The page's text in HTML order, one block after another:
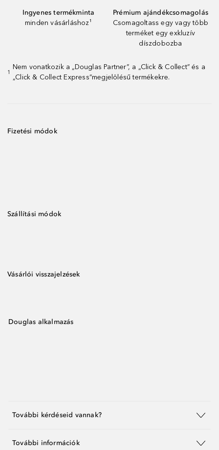
Ingyenes termékminta
minden vásárláshoz¹
Prémium ajándékcsomagolás
Csomagoltass egy vagy több
terméket egy exkluzív
díszdobozba
1
Nem vonatkozik a „Douglas Partner”, a „Click & Collect” és a
„Click & Collect Express”megjelölésű termékekre.
Fizetési módok
Szállítási módok
Vásárlói visszajelzések
Douglas alkalmazás
További kérdéseid vannak?
További információk